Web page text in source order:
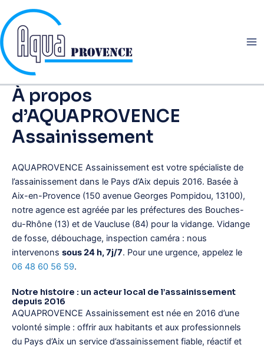
au
contenu
À propos
d’AQUAPROVENCE
Assainissement
AQUAPROVENCE Assainissement est votre spécialiste de
l’assainissement dans le Pays d’Aix depuis 2016. Basée à
Aix-en-Provence (150 avenue Georges Pompidou, 13100),
notre agence est agréée par les préfectures des Bouches-
du-Rhône (13) et de Vaucluse (84) pour la vidange. Vidange
de fosse, débouchage, inspection caméra : nous
intervenons sous 24 h, 7j/7. Pour une urgence, appelez le
06 48 60 56 59.
Notre histoire : un acteur local de l’assainissement
depuis 2016
AQUAPROVENCE Assainissement est née en 2016 d’une
volonté simple : offrir aux habitants et aux professionnels
du Pays d’Aix un service d’assainissement fiable, réactif et